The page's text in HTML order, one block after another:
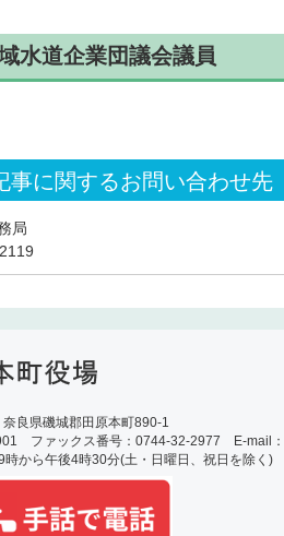
水道企業団議会議員
事に関するお問い合わせ先
局
良県磯城郡田原本町890-1
ファックス番号：0744-32-2977 E-mail：
時から午後4時30分(土・日曜日、祝日を除く)